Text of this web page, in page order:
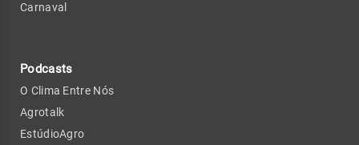
Carnaval
Podcasts
O Clima Entre Nós
Agrotalk
EstúdioAgro